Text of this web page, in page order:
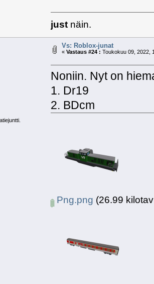
just näin.
Vs: Roblox-junat
« Vastaus #24 : Toukokuu 09, 2022,
Noniin. Nyt on
1. Dr19
2. BDcm
Png.png (26.99